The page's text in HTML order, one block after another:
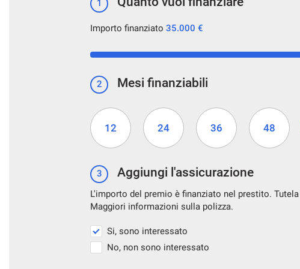
1
Importo finanziato 35.000 €
2 Mesi finanziabili
12 24 36 48
3 Aggiungi l'assicurazione
L'importo del premio è finanziato nel prestito.
Maggiori informazioni sulla polizza.
Si, sono interessato
No, non sono interessato